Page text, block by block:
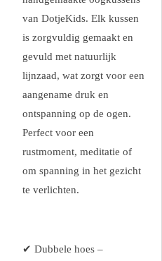
van DotjeKids. Elk kussen
is zorgvuldig gemaakt en
gevuld met natuurlijk
lijnzaad, wat zorgt voor een
aangename druk en
ontspanning op de ogen.
Perfect voor een
rustmoment, meditatie of
om spanning in het gezicht
te verlichten.
✔ Dubbele hoes –